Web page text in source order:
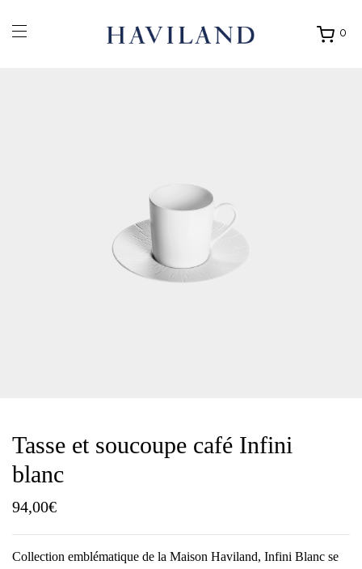
0
Ouvrir
Tasse et soucoupe café Infini
blanc
94,00€
Collection emblématique de la Maison Haviland, Infini Blanc se